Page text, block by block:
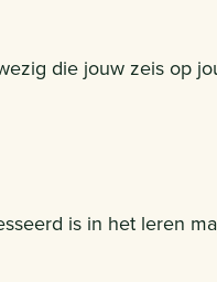
die jouw zeis op
is in het leren